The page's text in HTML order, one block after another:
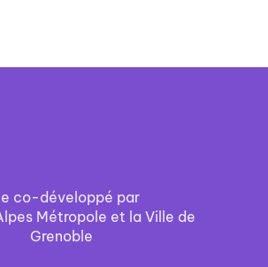
co-développé par
Métropole et la Ville de
Grenoble